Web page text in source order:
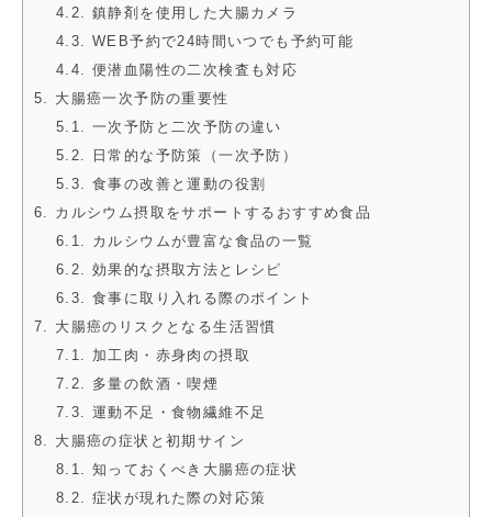
4.2. 鎮静剤を使用した大腸カメラ
4.3. WEB予約で24時間いつでも予約可能
4.4. 便潜血陽性の二次検査も対応
5. 大腸癌一次予防の重要性
5.1. 一次予防と二次予防の違い
5.2. 日常的な予防策（一次予防）
5.3. 食事の改善と運動の役割
6. カルシウム摂取をサポートするおすすめ食品
6.1. カルシウムが豊富な食品の一覧
6.2. 効果的な摂取方法とレシピ
6.3. 食事に取り入れる際のポイント
7. 大腸癌のリスクとなる生活習慣
7.1. 加工肉・赤身肉の摂取
7.2. 多量の飲酒・喫煙
7.3. 運動不足・食物繊維不足
8. 大腸癌の症状と初期サイン
8.1. 知っておくべき大腸癌の症状
8.2. 症状が現れた際の対応策